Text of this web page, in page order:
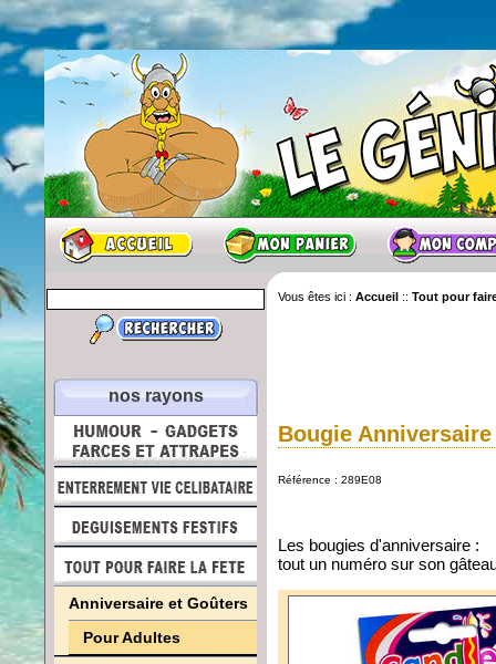
nos rayons
Anniversaire et Goûters
Pour Adultes
Vous êtes ici : Accueil :: Tout pour
Bougie
Référence : 289E08
Les bougies d'anniversaire :
tout un numéro sur son